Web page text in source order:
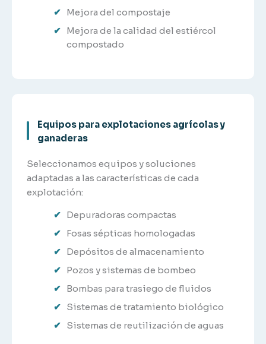
Mejora del compostaje
Mejora de la calidad del estiércol
compostado
Equipos para explotaciones agrícolas y
ganaderas
Seleccionamos equipos y soluciones
adaptadas a las características de cada
explotación:
Depuradoras compactas
Fosas sépticas homologadas
Depósitos de almacenamiento
Pozos y sistemas de bombeo
Bombas para trasiego de fluidos
Sistemas de tratamiento biológico
Sistemas de reutilización de aguas